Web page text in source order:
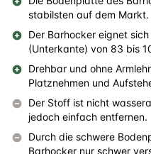
stabilsten auf dem Markt.
Der Barhocker eignet
(Unterkante) von 83 bis
Drehbar und ohne
Platznehmen und
Der Stoff ist nicht
jedoch einfach entfernen.
Durch die schwere
Barhocker nur schwer